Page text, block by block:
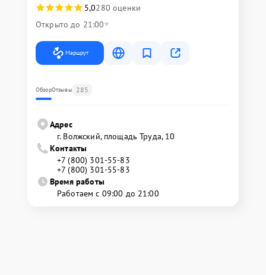
5,0280 оценки
Открыто до 21:00
Маршрут
ОбзорОтзывы 285
Адрес
г. Волжский, площадь Труда, 10
Контакты
+7 (800) 301-55-83
+7 (800) 301-55-83
Время работы
Работаем с 09:00 до 21:00